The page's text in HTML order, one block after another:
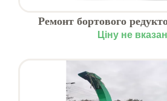
Ремонт бортового
CONDOR,
Ціну не